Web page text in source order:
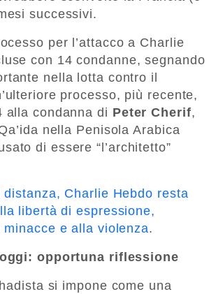
successivi.
per l’attacco a Charlie
con 14 condanne, segnando
nella lotta contro il
processo, più recente,
alla condanna di Peter Cherif,
nella Penisola Arabica
di essere “l’architetto”
Charlie Hebdo resta
libertà di espressione,
e alla violenza.
opportuna riflessione
si impone come una